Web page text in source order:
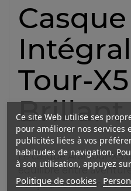
Casque
Tour-
Brillant
Le casque Arai Tour-
équilibre entre
conçu pour répondre
Ce site Web utilise ses
pour améliorer nos services
publicités liées à vos
habitudes de navigation.
à son utilisation, appuyez
Politique de cookies